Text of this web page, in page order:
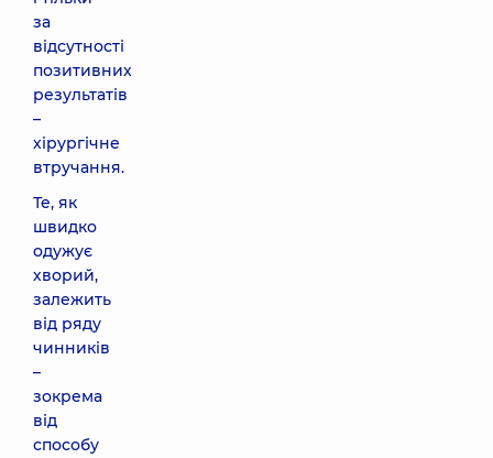
за
відсутності
позитивних
результатів
–
хірургічне
втручання.
Те, як
швидко
одужує
хворий,
залежить
від ряду
чинників
–
зокрема
від
способу